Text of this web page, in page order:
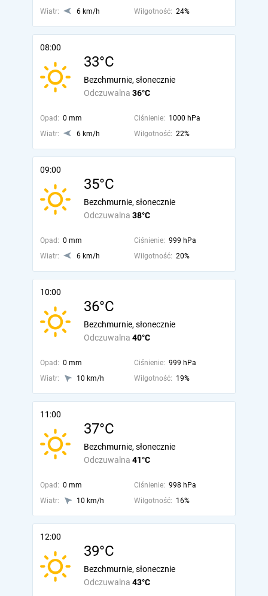
Wiatr: 6 km/h Wilgotność: 24%
08:00
33°C
Odczuwalna 36°C
Bezchmurnie, słonecznie
Opad: 0 mm Ciśnienie: 1000 hPa
Wiatr:
6 km/h Wilgotność: 22%
09:00
35°C
Odczuwalna 38°C
Bezchmurnie, słonecznie
Opad: 0 mm Ciśnienie: 999 hPa
Wiatr:
6 km/h Wilgotność: 20%
10:00
36°C
Odczuwalna 40°C
Bezchmurnie, słonecznie
Opad: 0 mm Ciśnienie: 999 hPa
Wiatr:
10 km/h Wilgotność: 19%
11:00
37°C
Odczuwalna 41°C
Bezchmurnie, słonecznie
Opad: 0 mm Ciśnienie: 998 hPa
Wiatr:
10 km/h Wilgotność: 16%
12:00
39°C
Odczuwalna 43°C
Bezchmurnie, słonecznie